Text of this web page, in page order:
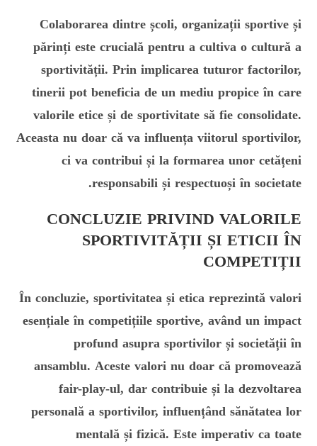
Colaborarea dintre școli, organizații sportive și
părinți este crucială pentru a cultiva o cultură a
sportivității. Prin implicarea tuturor factorilor,
tinerii pot beneficia de un mediu propice în care
valorile etice și de sportivitate să fie consolidate.
Aceasta nu doar că va influența viitorul sportivilor,
ci va contribui și la formarea unor cetățeni
responsabili și respectuoși în societate.
CONCLUZIE PRIVIND VALORILE
SPORTIVITĂȚII ȘI ETICII ÎN
COMPETIȚII
În concluzie, sportivitatea și etica reprezintă valori
esențiale în competițiile sportive, având un impact
profund asupra sportivilor și societății în
ansamblu. Aceste valori nu doar că promovează
fair-play-ul, dar contribuie și la dezvoltarea
personală a sportivilor, influențând sănătatea lor
mentală și fizică. Este imperativ ca toate